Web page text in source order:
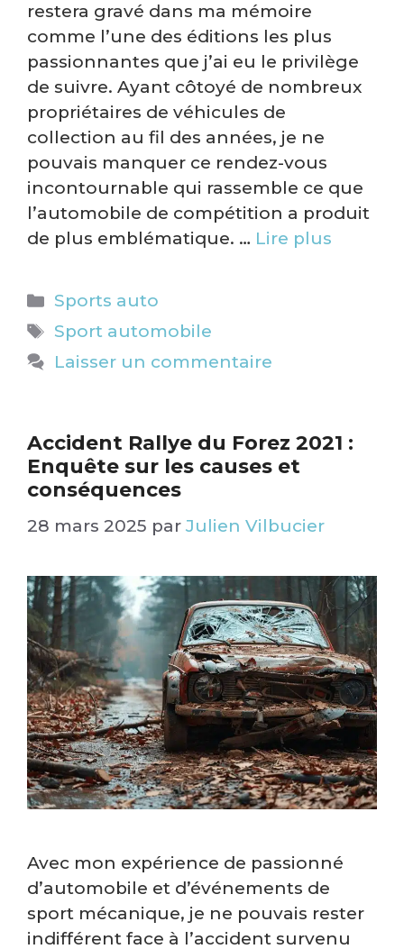
restera gravé dans ma mémoire
comme l’une des éditions les plus
passionnantes que j’ai eu le privilège
de suivre. Ayant côtoyé de nombreux
propriétaires de véhicules de
collection au fil des années, je ne
pouvais manquer ce rendez-vous
incontournable qui rassemble ce que
l’automobile de compétition a produit
de plus emblématique. … Lire plus
Catégories
Sports auto
Étiquettes
Sport automobile
Laisser un commentaire
Accident Rallye du Forez 2021 :
Enquête sur les causes et
conséquences
28 mars 2025 par Julien Vilbucier
Avec mon expérience de passionné
d’automobile et d’événements de
sport mécanique, je ne pouvais rester
indifférent face à l’accident survenu